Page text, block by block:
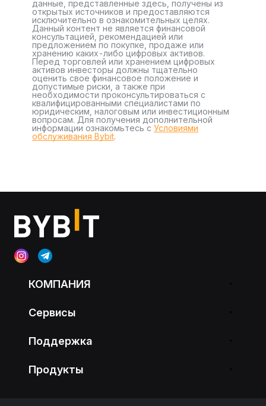
данные, представленные здесь, получены из
открытых источников и предоставляются
исключительно в ознакомительных целях.
Данный контент не является финансовой
консультацией, рекомендацией или
предложением по покупке, продаже или
хранению каких-либо цифровых активов.
Перед торговлей или хранением цифровых
активов инвесторы должны тщательно
оценить свое финансовое положение и
допустимые риски, а также при
необходимости проконсультироваться с
квалифицированными специалистами по
юридическим, налоговым или инвестиционным
вопросам. Для получения дополнительной
информации ознакомьтесь с Условиями
обслуживания Bybit.
КОМПАНИЯ
Сервисы
Поддержка
Продукты